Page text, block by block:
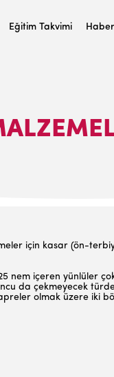
Eğitim Takvimi
için kasar (ön-
nem içeren yünlüler
da çekmeye­cek
olmak üzere iki